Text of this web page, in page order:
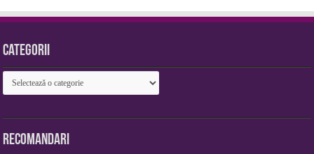
Categorii
Categorii
Recomandari